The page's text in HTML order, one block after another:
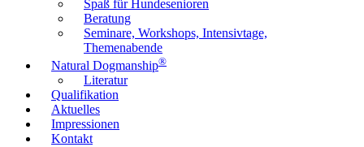
Spaß für Hundesenioren
Beratung
Seminare, Workshops, Intensivtage,
Themenabende
Natural Dogmanship®
Literatur
Qualifikation
Aktuelles
Impressionen
Kontakt